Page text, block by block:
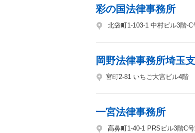
彩の国法律事務所
北袋町1-103-1 中村ビル3階-C
岡野法律事務所埼玉
宮町2-81 いちご大宮ビル4階
一宮法律事務所
高鼻町1-40-1 PRSビル3階C